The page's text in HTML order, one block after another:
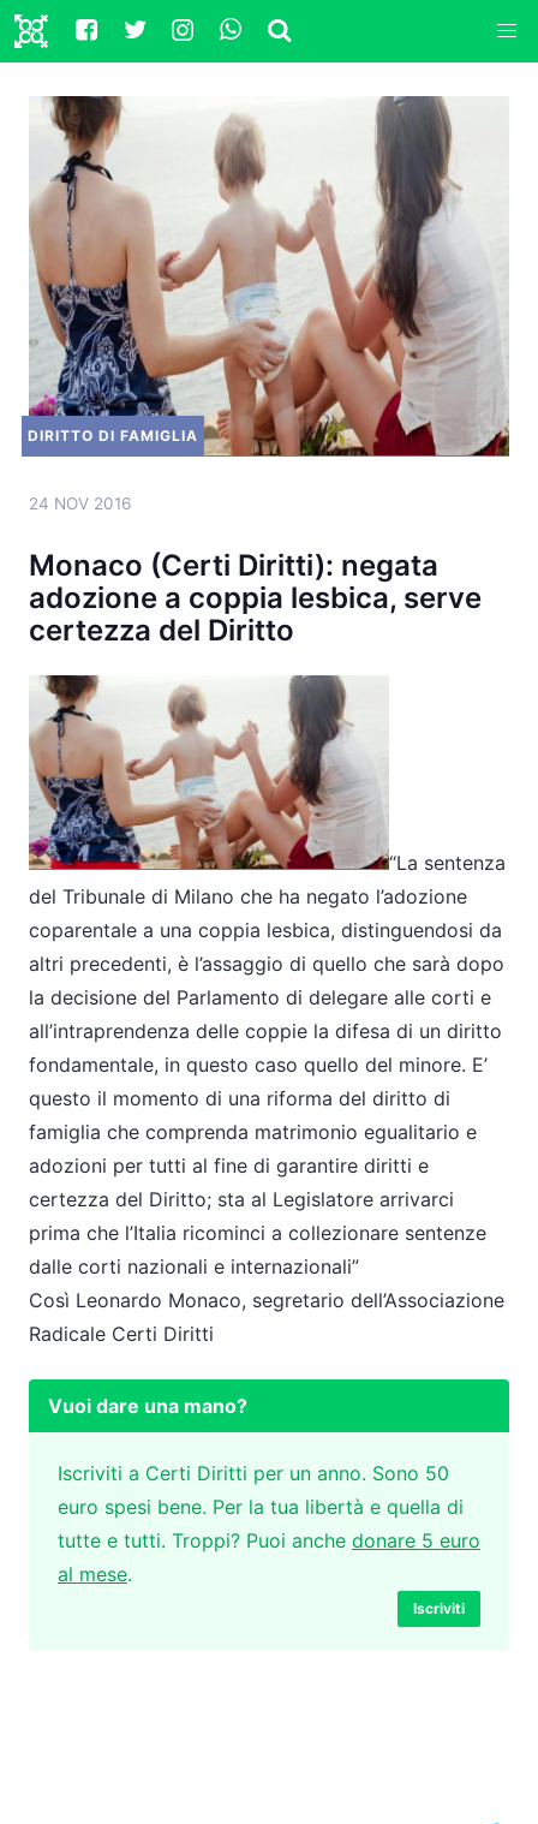
DIRITTO DI FAMIGLIA
24 NOV 2016
Monaco (Certi Diritti): negata
adozione a coppia lesbica, serve
certezza del Diritto
“La sentenza
del Tribunale di Milano che ha negato l’adozione
coparentale a una coppia lesbica, distinguendosi da
altri precedenti, è l’assaggio di quello che sarà dopo
la decisione del Parlamento di delegare alle corti e
all’intraprendenza delle coppie la difesa di un diritto
fondamentale, in questo caso quello del minore. E’
questo il momento di una riforma del diritto di
famiglia che comprenda matrimonio egualitario e
adozioni per tutti al fine di garantire diritti e
certezza del Diritto; sta al Legislatore arrivarci
prima che l’Italia ricominci a collezionare sentenze
dalle corti nazionali e internazionali”
Così Leonardo Monaco, segretario dell’Associazione
Radicale Certi Diritti
Vuoi dare una mano?
Iscriviti a Certi Diritti per un anno. Sono 50
euro spesi bene. Per la tua libertà e quella di
tutte e tutti. Troppi? Puoi anche donare 5 euro
al mese.
Iscriviti